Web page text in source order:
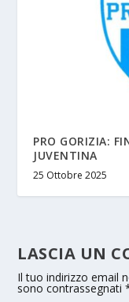
PRO GORIZIA:
JUVENTINA
25 Ottobre 2025
LASCIA UN
Il tuo indirizzo email
sono contrassegnati